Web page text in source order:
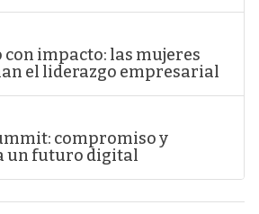
impacto: las mujeres
el liderazgo empresarial
compromiso y
un futuro digital